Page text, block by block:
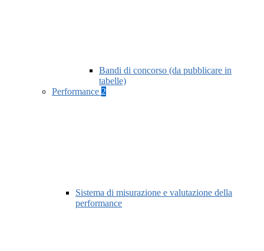
Bandi di concorso (da pubblicare in
tabelle)
Performance 2
Sistema di misurazione e valutazione della
performance